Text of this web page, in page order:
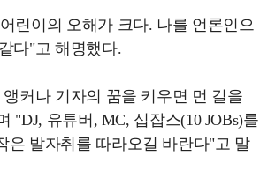
린이의 오해가 크다. 나를 언론인으
다"고 해명했다.
커나 기자의 꿈을 키우면 먼 길을
"DJ, 유튜버, MC, 십잡스(10 JOBs)를
은 발자취를 따라오길 바란다"고 말